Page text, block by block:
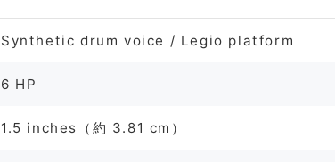
Synthetic drum voice / Legio platform
6 HP
1.5 inches（約 3.81 cm）